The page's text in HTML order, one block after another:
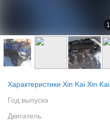
1
Характеристики Xin Kai Xin Kai
Год выпуска
Двигатель